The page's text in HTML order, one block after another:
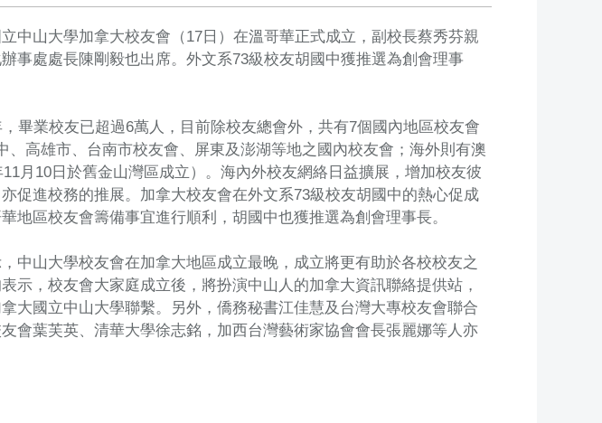
中山大學加拿大校友會（17日）在溫哥華正式成立，副校長蔡秀芬親
事處處長陳剛毅也出席。外文系73級校友胡國中獲推選為創會理事
畢業校友已超過6萬人，目前除校友總會外，共有7個國內地區校友會
、高雄市、台南市校友會、屏東及澎湖等地之國內校友會；海外則有澳
月10日於舊金山灣區成立）。海內外校友網絡日益擴展，增加校友彼
促進校務的推展。加拿大校友會在外文系73級校友胡國中的熱心促成
地區校友會籌備事宜進行順利，胡國中也獲推選為創會理事長。
中山大學校友會在加拿大地區成立最晚，成立將更有助於各校校友之
示，校友會大家庭成立後，將扮演中山人的加拿大資訊聯絡提供站，
大國立中山大學聯繫。另外，僑務秘書江佳慧及台灣大專校友會聯合
會葉芙英、清華大學徐志銘，加西台灣藝術家協會會長張麗娜等人亦